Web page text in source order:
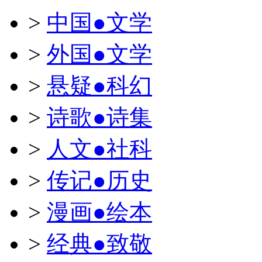
> 中国●文学
> 外国●文学
> 悬疑●科幻
> 诗歌●诗集
> 人文●社科
> 传记●历史
> 漫画●绘本
> 经典●致敬